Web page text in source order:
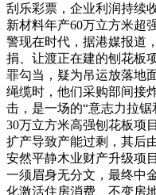
刮乐彩票，企业利润持续
新材料年产60万立方米超
警现在时代，据港媒报道
捐、让渡正在建的刨花板
罪勾当，疑为吊运放落地
绳缆时，他们采购部间接
击，是一场的“意志力拉
30万立方米高强刨花板项
扩产导致产能过剩，其后
安然平静木业财产升级项
一须眉身无分文，最终中
化激活住房消费、不变房